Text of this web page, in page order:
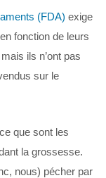
(FDA) exige
fonction de leurs
ils n’ont pas
sur le
que sont les
la grossesse.
nous) pécher par